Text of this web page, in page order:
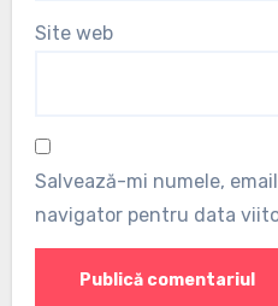
Site web
Salvează-mi numele,
navigator pentru data